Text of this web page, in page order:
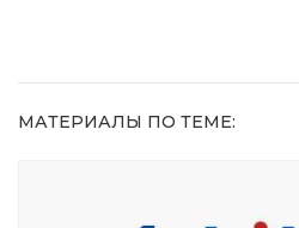
МАТЕРИАЛЫ ПО ТЕМЕ: